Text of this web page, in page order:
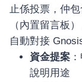
止係投票，仲
（內置留言板
自動對接
資金提案
說明用途